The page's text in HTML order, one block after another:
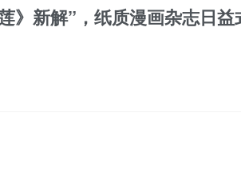
》新解”，纸质漫画杂志日